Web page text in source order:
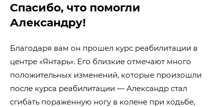
Спасибо, что помогли
Александру!
Благодаря вам он прошел курс реабилитации в
центре «Янтарь». Его близкие отмечают много
положительных изменений, которые произошли
после курса реабилитации — Александр стал
сгибать пораженную ногу в колене при ходьбе,